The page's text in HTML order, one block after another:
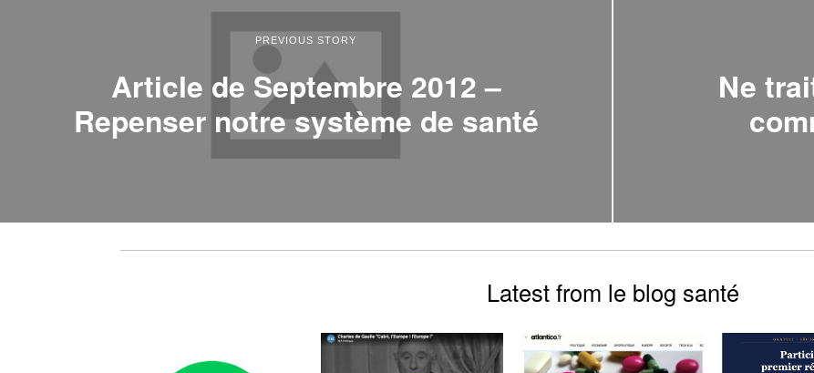
PREVIOUS STORY
Article de Septembre 2012 –
Repenser notre système de santé
Ne
Latest from le blog santé